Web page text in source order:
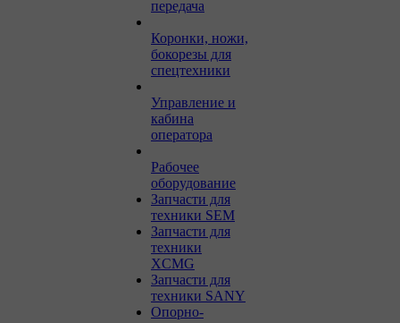
передача
Коронки, ножи,
бокорезы для
спецтехники
Управление и
кабина
оператора
Рабочее
оборудование
Запчасти для
техники SEM
Запчасти для
техники
XCMG
Запчасти для
техники SANY
Опорно-